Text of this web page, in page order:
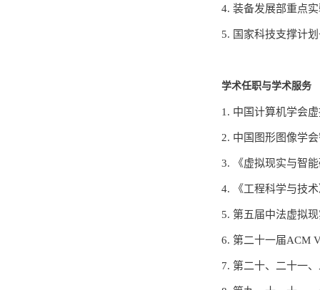
4. 装备发展部重点
5. 国家科技支撑计
学术任职与学术服务
1. 中国计算机学会
2. 中国图形图像学
3. 《虚拟现实与智
4. 《工程科学与技
5. 第五届中法虚拟
6. 第二十一届ACM
7. 第二十、二十一